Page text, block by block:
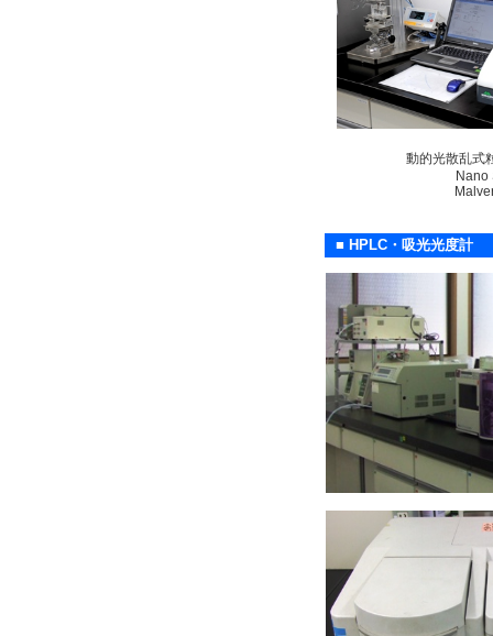
動的光散乱式
Nano
■ HPLC・吸光光度計